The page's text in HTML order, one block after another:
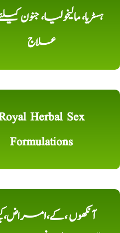
ہسٹریا، مالیخولیا، جنون
علاج
Herbal Sex
Formulations
آنکھوں